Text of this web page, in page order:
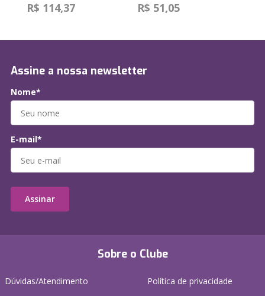
R$ 114,37 R$ 51,05
Sobre o Clube
Dúvidas/Atendimento
Política de privacidade
Assine a nossa newsletter
Nome*
E-mail*
Assinar